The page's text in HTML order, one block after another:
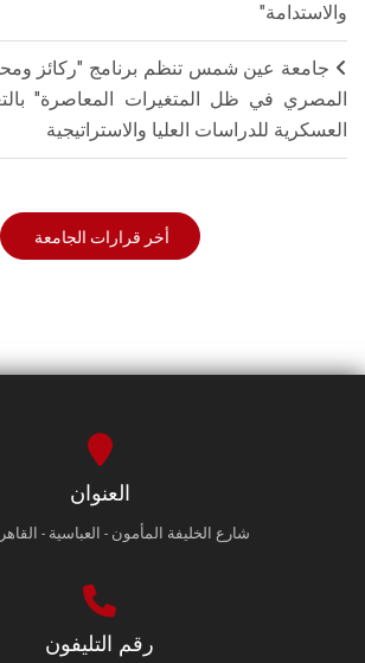
والاستدامة"
جامعة عين شمس تنظم برنامج "ركائز
المصري في ظل المتغيرات المعاصرة"
العسكرية للدراسات العليا والاستراتيجية
أخر قرارات الجامعة
العنوان
شارع الخليفة المأمون - العباسية -
رقم التليفون